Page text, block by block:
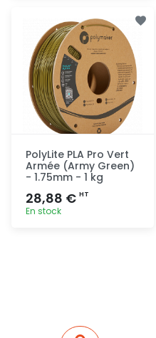
rapide
PolyLite PLA Pro Vert
Armée (Army Green)
- 1.75mm - 1 kg
28,88 € HT
En stock